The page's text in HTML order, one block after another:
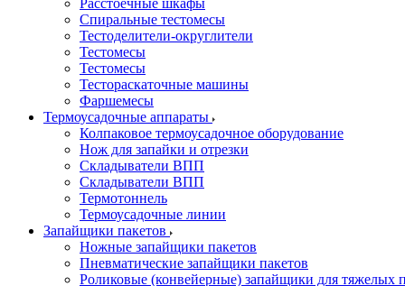
Расстоечные шкафы
Спиральные тестомесы
Тестоделители-округлители
Тестомесы
Тестомесы
Тестораскаточные машины
Фаршемесы
Термоусадочные аппараты
Колпаковое термоусадочное оборудование
Нож для запайки и отрезки
Складыватели ВПП
Складыватели ВПП
Термотоннель
Термоусадочные линии
Запайщики пакетов
Ножные запайщики пакетов
Пневматические запайщики пакетов
Роликовые (конвейерные) запайщики для тяжелых